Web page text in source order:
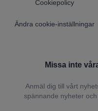
Cookiepolicy
Ändra cookie-inställningar
Missa inte
Anmäl dig till vårt
spännande nyheter